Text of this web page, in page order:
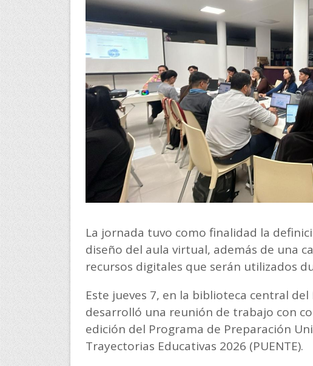
La jornada tuvo como finalidad la
diseño del aula virtual, además de una
recursos digitales que serán utilizados
Este jueves 7, en la biblioteca central
desarrolló una reunión de trabajo con
edición del Programa de Preparación
Trayectorias Educativas 2026 (PUENTE).